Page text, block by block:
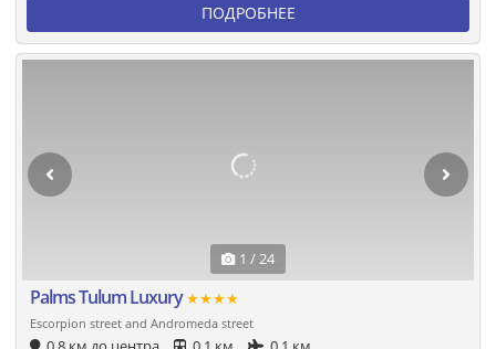
ПОДРОБНЕЕ
1 / 24
Palms Tulum Luxury★★★★
Escorpion street and Andromeda street